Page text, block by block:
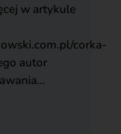
w artykule
corka-
autor